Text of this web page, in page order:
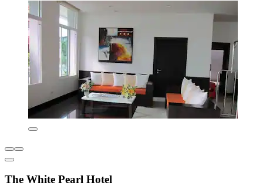
The White Pearl Hotel